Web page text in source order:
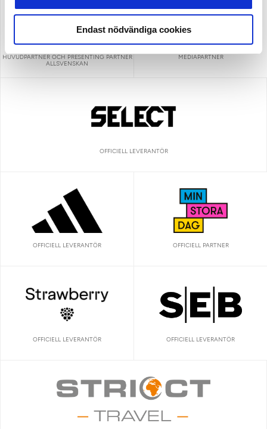
Endast nödvändiga cookies
HUVUDPARTNER OCH PRESENTING PARTNER
ALLSVENSKAN
MEDIAPARTNER
OFFICIELL LEVERANTÖR
OFFICIELL LEVERANTÖR OFFICIELL PARTNER
OFFICIELL LEVERANTÖR OFFICIELL LEVERANTÖR